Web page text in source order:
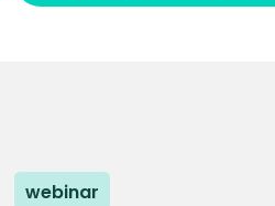
webinar